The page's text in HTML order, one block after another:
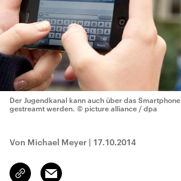
Der Jugendkanal kann auch über das Smartphone
gestreamt werden. © picture alliance / dpa
Von Michael Meyer | 17.10.2014
Link
kopieren/teilen
Email